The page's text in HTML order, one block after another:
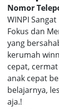
Nomor
WINPI
Fokus dan
yang
kerumah
cepat,
anak cepat
belajarnya,
aja.!